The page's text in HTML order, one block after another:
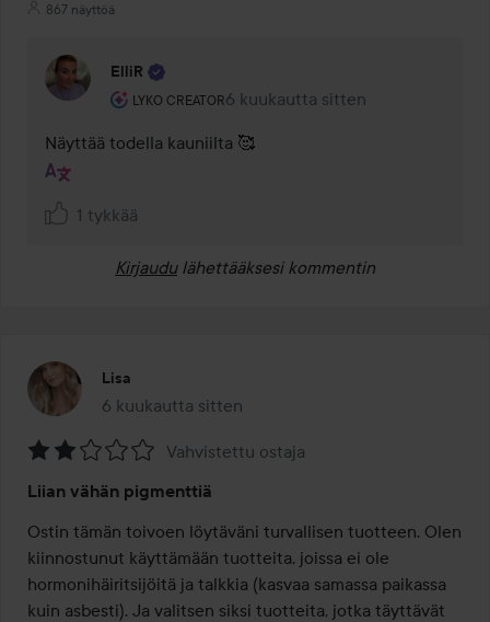
867 näyttöä
ElliR
LYKO CREATOR
Käyttäjän rooli: Lyko Creator.
6 kuukautta sitten
Kommentti lisättiin 6 kuukautta
Näyttää todella kauniilta 🥰
1 tykkää
Kirjaudu lähettääksesi kommentin
Lisa
6 kuukautta sitten
Viesti luotiin 6 kuukautta sitten
2
/
5
Vahvistettu ostaja
Liian vähän pigmenttiä
Ostin tämän toivoen löytäväni turvallisen tuotteen. Olen
kiinnostunut käyttämään tuotteita, joissa ei ole
hormonihäiritsijöitä ja talkkia (kasvaa samassa paikassa
kuin asbesti). Ja valitsen siksi tuotteita, jotka täyttävät